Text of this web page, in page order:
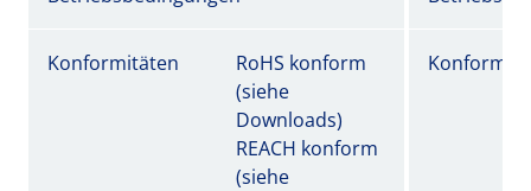
Konformitäten
RoHS konform
(siehe
Downloads)
REACH konform
(siehe